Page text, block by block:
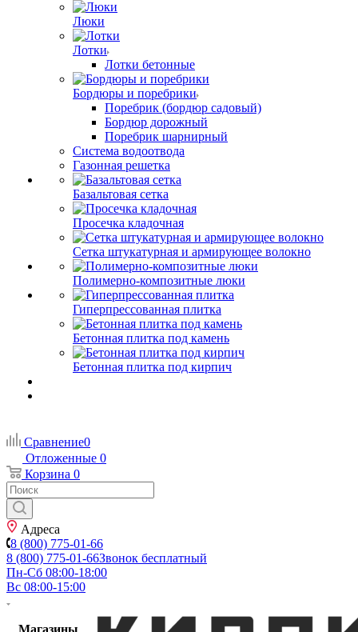
Люки
Лотки
Лотки бетонные
Бордюры и поребрики
Поребрик (бордюр садовый)
Бордюр дорожный
Поребрик шарнирный
Система водоотвода
Газонная решетка
Базальтовая сетка
Просечка кладочная
Сетка штукатурная и армирующее волокно
Полимерно-композитные люки
Гиперпрессованная плитка
Бетонная плитка под камень
Бетонная плитка под кирпич
Сравнение0
Отложенные 0
Корзина 0
Адреса
8 (800) 775-01-66
8 (800) 775-01-66Звонок бесплатный
Пн-Сб 08:00-18:00
Вс 08:00-15:00
Магазины